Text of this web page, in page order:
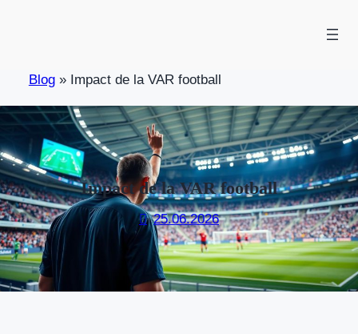
Blog» Impact de la VAR football
Impact de la VAR football
25.06.2026